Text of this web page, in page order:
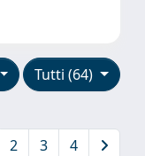
Tutti (64)
2 3 4